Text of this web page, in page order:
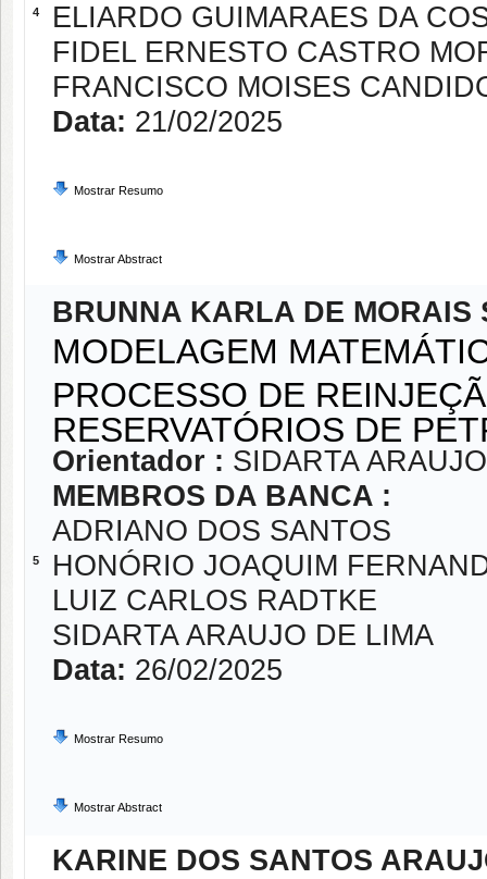
4
ELIARDO GUIMARAES DA
FIDEL ERNESTO CASTRO
FRANCISCO MOISES
Data: 21/02/2025
Mostrar Resumo
Mostrar Abstract
5
BRUNNA KARLA DE MORAIS
MODELAGEM
PROCESSO DE
RESERVATÓRIOS DE
Orientador : SIDARTA
MEMBROS DA BANCA :
ADRIANO DOS SANTOS
HONÓRIO JOAQUIM
LUIZ CARLOS RADTKE
SIDARTA ARAUJO DE LIMA
Data: 26/02/2025
Mostrar Resumo
Mostrar Abstract
KARINE DOS SANTOS